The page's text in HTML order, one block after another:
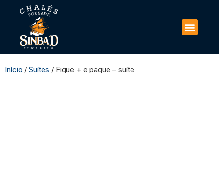
Início / Suítes / Fique + e pague – suíte